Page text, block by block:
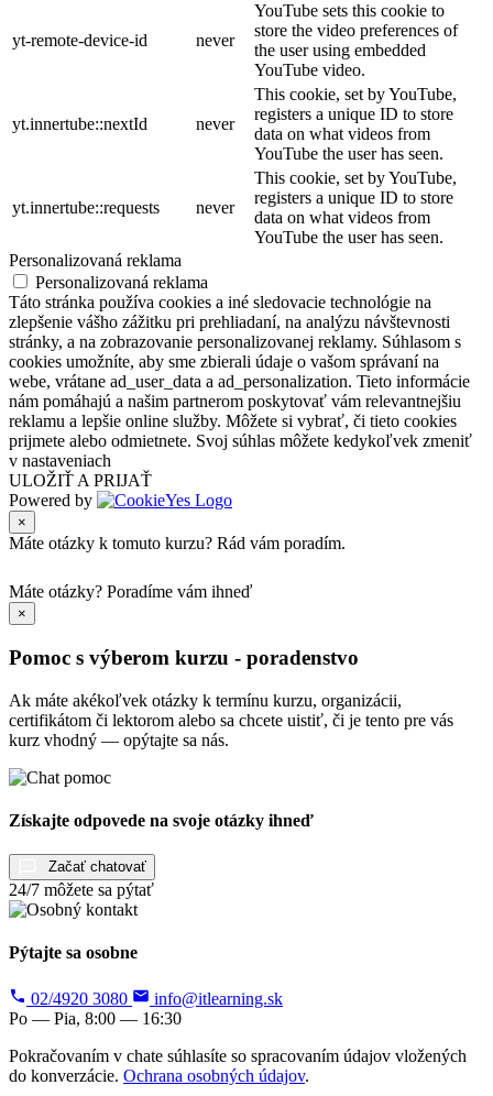
yt-remote-device-id never
YouTube sets this cookie to
store the video preferences of
the user using embedded
YouTube video.
yt.innertube::nextId never
This cookie, set by YouTube,
registers a unique ID to store
data on what videos from
YouTube the user has seen.
yt.innertube::requests never
This cookie, set by YouTube,
registers a unique ID to store
data on what videos from
YouTube the user has seen.
Personalizovaná reklama
Personalizovaná reklama
Táto stránka používa cookies a iné sledovacie technológie na
zlepšenie vášho zážitku pri prehliadaní, na analýzu návštevnosti
stránky, a na zobrazovanie personalizovanej reklamy. Súhlasom s
cookies umožníte, aby sme zbierali údaje o vašom správaní na
webe, vrátane ad_user_data a ad_personalization. Tieto informácie
nám pomáhajú a našim partnerom poskytovať vám relevantnejšiu
reklamu a lepšie online služby. Môžete si vybrať, či tieto cookies
prijmete alebo odmietnete. Svoj súhlas môžete kedykoľvek zmeniť
v nastaveniach
ULOŽIŤ A PRIJAŤ
Powered by
×
Máte otázky k tomuto kurzu? Rád vám poradím.
Máte otázky? Poradíme vám ihneď
×
Pomoc s výberom kurzu - poradenstvo
Ak máte akékoľvek otázky k termínu kurzu, organizácii,
certifikátom či lektorom alebo sa chcete uistiť, či je tento pre vás
kurz vhodný — opýtajte sa nás.
Získajte odpovede na svoje otázky ihneď
Začať chatovať
24/7 môžete sa pýtať
Pýtajte sa osobne
02/4920 3080
info@itlearning.sk
Po — Pia, 8:00 — 16:30
Pokračovaním v chate súhlasíte so spracovaním údajov vložených
do konverzácie. Ochrana osobných údajov.